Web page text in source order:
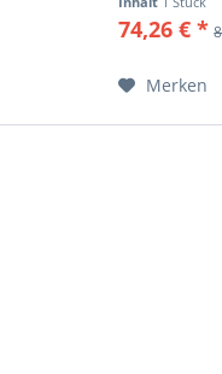
gängigen
74,26 € *
Merken